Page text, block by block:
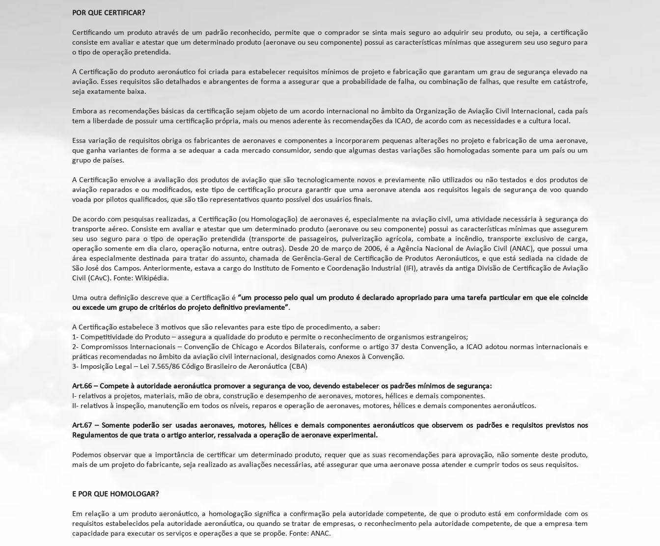
POR QUE CERTIFICAR?
Certificando um produto através de um padrão reconhecido, permite que o comprador se sinta mais seguro ao adquirir seu produto, ou seja, a certificação
consiste em avaliar e atestar que um determinado produto (aeronave ou seu componente) possui as características mínimas que assegurem seu uso seguro para
o tipo de operação pretendida.
A Certificação do produto aeronáutico foi criada para estabelecer requisitos mínimos de projeto e fabricação que garantam um grau de segurança elevado na
aviação. Esses requisitos são detalhados e abrangentes de forma a assegurar que a probabilidade de falha, ou combinação de falhas, que resulte em catástrofe,
seja exatamente baixa.
Embora as recomendações básicas da certificação sejam objeto de um acordo internacional no âmbito da Organização de Aviação Civil Internacional, cada país
tem a liberdade de possuir uma certificação própria, mais ou menos aderente às recomendações da ICAO, de acordo com as necessidades e a cultura local.
Essa variação de requisitos obriga os fabricantes de aeronaves e componentes a incorporarem pequenas alterações no projeto e fabricação de uma aeronave,
que ganha variantes de forma a se adequar a cada mercado consumidor, sendo que algumas destas variações são homologadas somente para um país ou um
grupo de países.
A Certificação envolve a avaliação dos produtos de aviação que são tecnologicamente novos e previamente não utilizados ou não testados e dos produtos de
aviação reparados e ou modificados, este tipo de certificação procura garantir que uma aeronave atenda aos requisitos legais de segurança de voo quando
voada por pilotos qualificados, que são tão representativos quanto possível dos usuários finais.
De acordo com pesquisas realizadas, a Certificação (ou Homologação) de aeronaves é, especialmente na aviação civil, uma atividade necessária à segurança do
transporte aéreo. Consiste em avaliar e atestar que um determinado produto (aeronave ou seu componente) possui as características mínimas que assegurem
seu uso seguro para o tipo de operação pretendida (transporte de passageiros, pulverização agrícola, combate a incêndio, transporte exclusivo de carga,
operação somente em dia claro, operação noturna, entre outras). Desde 20 de março de 2006, é a Agência Nacional de Aviação Civil (ANAC), que possui uma
área especialmente destinada para tratar do assunto, chamada de Gerência-Geral de Certificação de Produtos Aeronáuticos, e que está sediada na cidade de
São José dos Campos. Anteriormente, estava a cargo do Instituto de Fomento e Coordenação Industrial (IFI), através da antiga Divisão de Certificação de Aviação
Civil (CAvC). Fonte: Wikipédia.
Uma outra definição descreve que a Certificação é “um processo pelo qual um produto é declarado apropriado para uma tarefa particular em que ele coincide
ou excede um grupo de critérios do projeto definitivo previamente”.
A Certificação estabelece 3 motivos que são relevantes para este tipo de procedimento, a saber:
1- Competitividade do Produto – assegura a qualidade do produto e permite o reconhecimento de organismos estrangeiros;
2- Compromissos Internacionais – Convenção de Chicago e Acordos Bilaterais, conforme o artigo 37 desta Convenção, a ICAO adotou normas internacionais e
práticas recomendadas no âmbito da aviação civil internacional, designados como Anexos à Convenção.
3- Imposição Legal – Lei 7.565/86 Código Brasileiro de Aeronáutica (CBA)
Art.66 – Compete à autoridade aeronáutica promover a segurança de voo, devendo estabelecer os padrões mínimos de segurança:
I- relativos a projetos, materiais, mão de obra, construção e desempenho de aeronaves, motores, hélices e demais componentes.
II- relativos à inspeção, manutenção em todos os níveis, reparos e operação de aeronaves, motores, hélices e demais componentes aeronáuticos.
Art.67 – Somente poderão ser usadas aeronaves, motores, hélices e demais componentes aeronáuticos que observem os padrões e requisitos previstos nos
Regulamentos de que trata o artigo anterior, ressalvada a operação de aeronave experimental.
Podemos observar que a importância de certificar um determinado produto, requer que as suas recomendações para aprovação, não somente deste produto,
mais de um projeto do fabricante, seja realizado as avaliações necessárias, até assegurar que uma aeronave possa atender e cumprir todos os seus requisitos.
E POR QUE HOMOLOGAR?
Em relação a um produto aeronáutico, a homologação significa a confirmação pela autoridade competente, de que o produto está em conformidade com os
requisitos estabelecidos pela autoridade aeronáutica, ou quando se tratar de empresas, o reconhecimento pela autoridade competente, de que a empresa tem
capacidade para executar os serviços e operações a que se propõe. Fonte: ANAC.